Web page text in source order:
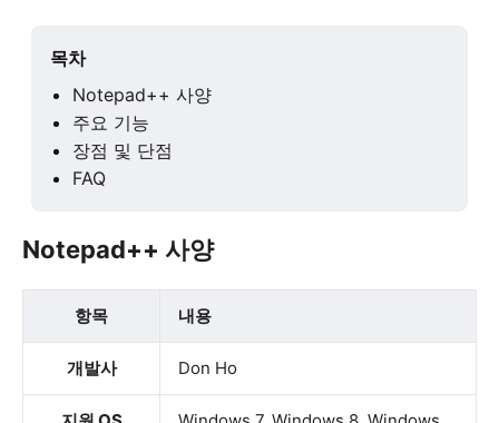
목차
Notepad++ 사양
주요 기능
장점 및 단점
FAQ
Notepad++ 사양
항목 내용
개발사 Don Ho